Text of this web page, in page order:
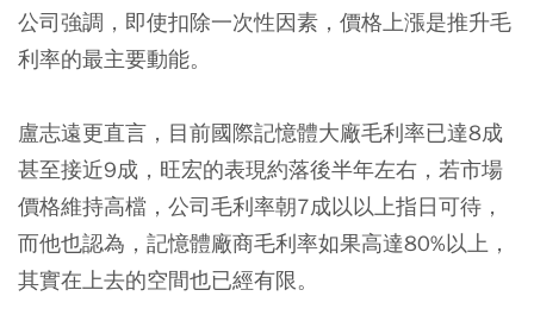
公司強調，即使扣除一次性因素，價格上漲是推升毛
利率的最主要動能。
盧志遠更直言，目前國際記憶體大廠毛利率已達8成
甚至接近9成，旺宏的表現約落後半年左右，若市場
價格維持高檔，公司毛利率朝7成以以上指日可待，
而他也認為，記憶體廠商毛利率如果高達80%以上，
其實在上去的空間也已經有限。